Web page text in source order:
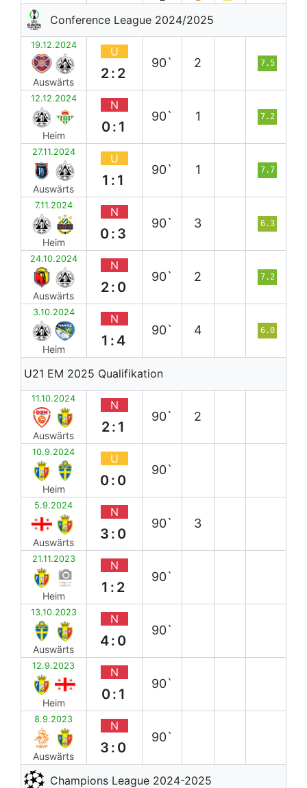
Conference League 2024/2025
19.12.2024
Auswärts
U
2:2
90` 2 7.5
12.12.2024
Heim
N
0:1
90` 1 7.2
27.11.2024
Auswärts
U
1:1
90` 1 7.7
7.11.2024
Heim
N
0:3
90` 3 6.3
24.10.2024
Auswärts
N
2:0
90` 2 7.2
3.10.2024
Heim
N
1:4
90` 4 6.0
U21 EM 2025 Qualifikation
11.10.2024
Auswärts
N
2:1
90` 2
10.9.2024
Heim
U
0:0
90`
5.9.2024
Auswärts
N
3:0
90` 3
21.11.2023
Heim
N
1:2
90`
13.10.2023
Auswärts
N
4:0
90`
12.9.2023
Heim
N
0:1
90`
8.9.2023
Auswärts
N
3:0
90`
Champions League 2024-2025